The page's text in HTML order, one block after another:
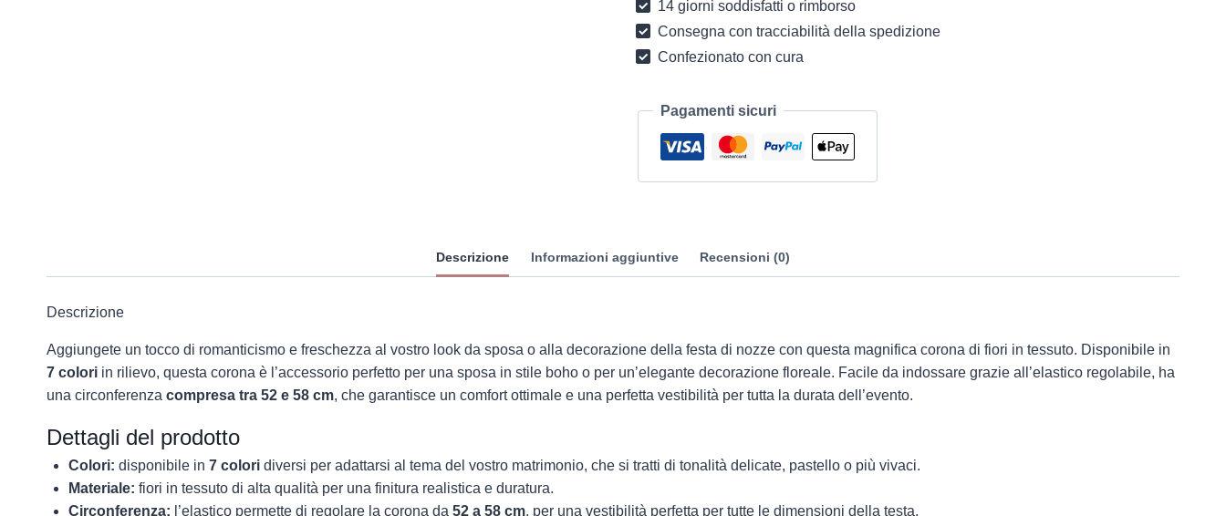
14 giorni soddisfatti o rimborso
Consegna con tracciabilità della spedizione
Confezionato con cura
Pagamenti sicuri
Descrizione Informazioni aggiuntive Recensioni (0)
Descrizione
Aggiungete un tocco di romanticismo e freschezza al vostro look da sposa o alla decorazione della festa di nozze con questa magnifica corona di fiori in tessuto. Disponibile in
7 colori in rilievo, questa corona è l’accessorio perfetto per una sposa in stile boho o per un’elegante decorazione floreale. Facile da indossare grazie all’elastico regolabile, ha
una circonferenza compresa tra 52 e 58 cm, che garantisce un comfort ottimale e una perfetta vestibilità per tutta la durata dell’evento.
Dettagli del prodotto
Colori: disponibile in 7 colori diversi per adattarsi al tema del vostro matrimonio, che si tratti di tonalità delicate, pastello o più vivaci.
Materiale: fiori in tessuto di alta qualità per una finitura realistica e duratura.
Circonferenza: l’elastico permette di regolare la corona da 52 a 58 cm, per una vestibilità perfetta per tutte le dimensioni della testa.